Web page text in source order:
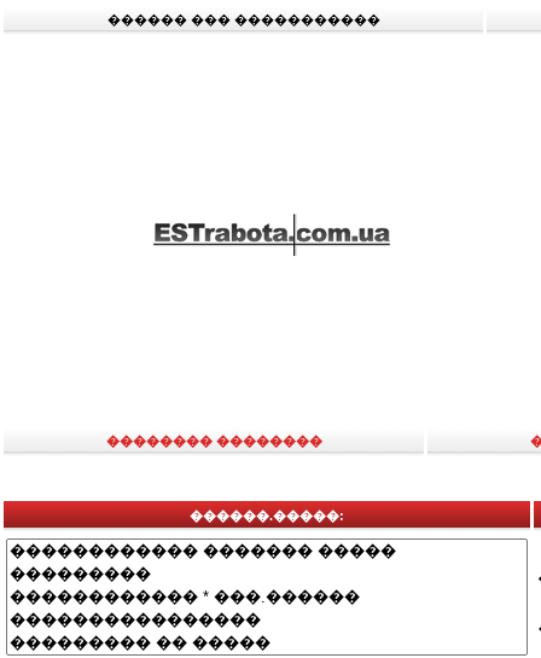
������ ��� �����������
�������� ��������
������.�����: